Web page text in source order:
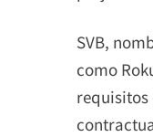
SVB,
como